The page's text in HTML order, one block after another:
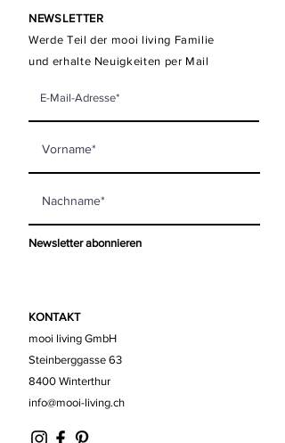
NEWSLETTER
Werde Teil der mooi living Familie
und erhalte Neuigkeiten per Mail
Newsletter abonnieren
KONTAKT
mooi living GmbH
Steinberggasse 63
8400 Winterthur
info@mooi-living.ch